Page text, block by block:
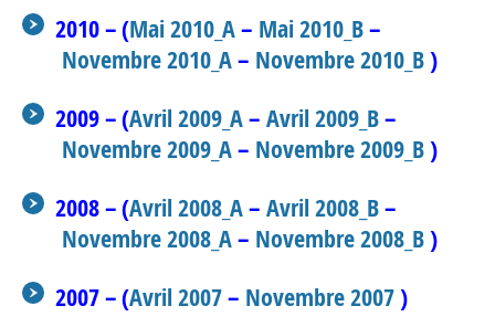
2010 – (Mai 2010_A– Mai 2010_B–
Novembre 2010_A– Novembre 2010_B)
2009 – (Avril 2009_A– Avril 2009_B–
Novembre 2009_A– Novembre 2009_B)
2008 – (Avril 2008_A– Avril 2008_B–
Novembre 2008_A– Novembre 2008_B)
2007 – (Avril 2007– Novembre 2007)